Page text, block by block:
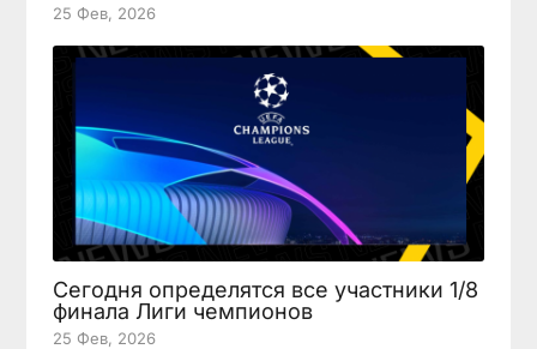
25 Фев, 2026
Сегодня определятся все участники 1/8
финала Лиги чемпионов
25 Фев, 2026